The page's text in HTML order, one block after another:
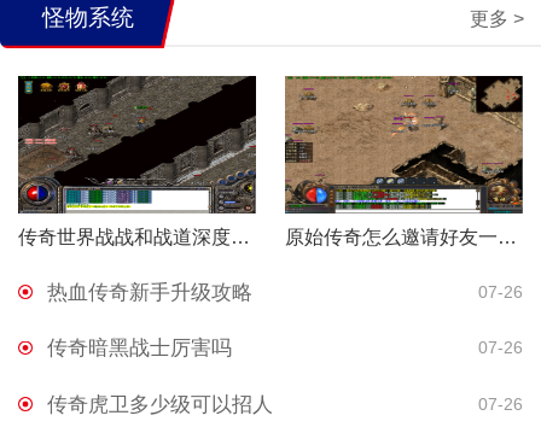
怪物系统 更多 >
传奇世界战战和战道深度解析 原始传奇怎么邀请好友一起玩
热血传奇新手升级攻略 07-26
传奇暗黑战士厉害吗 07-26
传奇虎卫多少级可以招人 07-26